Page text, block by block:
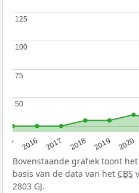
2016 2017 2018 2019 2020
50
50
75
75
100
100
125
125
Bovenstaande grafiek toont
basis van de data van het CBS
2803 GJ.